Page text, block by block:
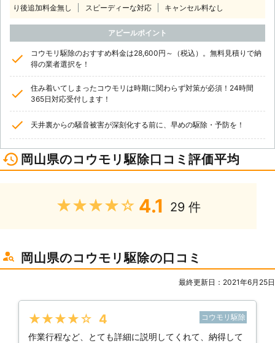
り後追加料金無し
スピーディーな対応 キャンセル料なし
アピールポイント
コウモリ駆除のおすすめ料金は28,600円～（税込）。無料見積りで納
得の業者選択を！
住み着いてしまったコウモリは時期に関わらず対策が必須！24時間
365日対応受付します！
天井裏からの騒音被害が深刻化する前に、早めの駆除・予防を！
岡山県のコウモリ駆除口コミ評価平均
★★★★★ 4.1 29 件
岡山県のコウモリ駆除の口コミ
最終更新日：2021年6月25日
★★★★★ 4 コウモリ駆除
作業行程など、とても詳細に説明してくれて、納得して